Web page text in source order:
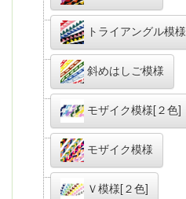
トライアングル模様
斜めはしご模様
モザイク模様[２色]
モザイク模様
Ｖ模様[２色]